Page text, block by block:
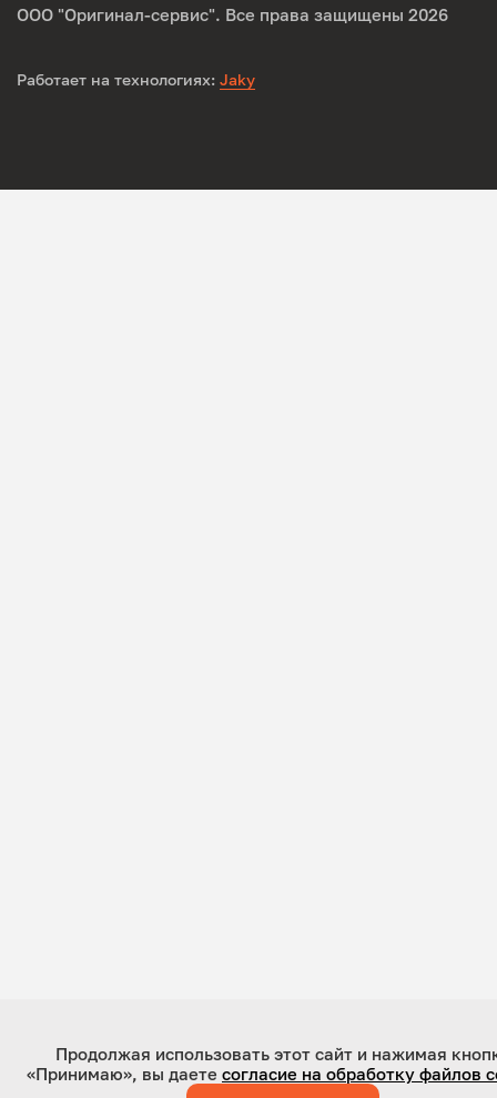
ООО "Оригинал-сервис". Все права защищены 2026
Работает на технологиях: Jaky
Продолжая использовать этот сайт и нажимая
«Принимаю», вы даете согласие на обработку файлов